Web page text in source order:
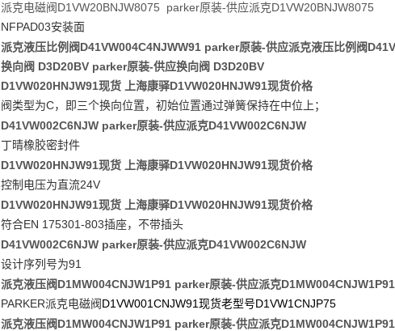
派克电磁阀D1VW20BNJW8075 parker原装-供应派克D1VW20BNJW8075
NFPAD03安装面
派克液压比例阀D41VW004C4NJWW91 parker原装-供应派克液压比例阀
换向阀 D3D20BV parker原装-供应换向阀 D3D20BV
D1VW020HNJW91现货 上海康驿D1VW020HNJW91现货价格
阀类型为C，即三个换向位置，初始位置通过弹簧保持在中位上；
D41VW002C6NJW parker原装-供应派克D41VW002C6NJW
丁晴橡胶密封件
D1VW020HNJW91现货 上海康驿D1VW020HNJW91现货价格
控制电压为直流24V
D1VW020HNJW91现货 上海康驿D1VW020HNJW91现货价格
符合EN 175301-803插座，不带插头
D41VW002C6NJW parker原装-供应派克D41VW002C6NJW
设计序列号为91
派克液压阀D1MW004CNJW1P91 parker原装-供应派克D1MW004CNJW1P91
PARKER派克电磁阀 D1VW001CNJW91现货老型号D1VW1CNJP75
派克液压阀D1MW004CNJW1P91 parker原装-供应派克D1MW004CNJW1P91